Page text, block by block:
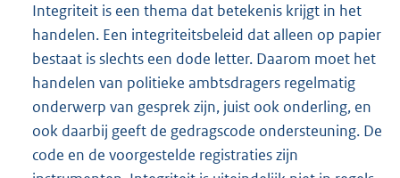
Integriteit is een thema dat betekenis krijgt in het
handelen. Een integriteitsbeleid dat alleen op papier
bestaat is slechts een dode letter. Daarom moet het
handelen van politieke ambtsdragers regelmatig
onderwerp van gesprek zijn, juist ook onderling, en
ook daarbij geeft de gedragscode ondersteuning. De
code en de voorgestelde registraties zijn